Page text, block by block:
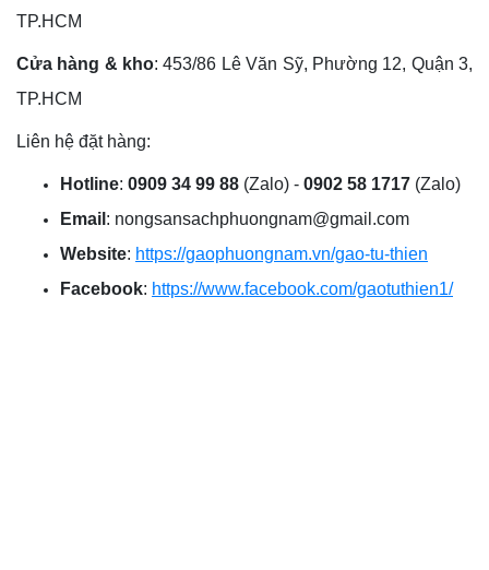
TP.HCM
Cửa hàng & kho: 453/86 Lê Văn Sỹ, Phường 12, Quận 3,
TP.HCM
Liên hệ đặt hàng:
Hotline: 0909 34 99 88 (Zalo) - 0902 58 1717 (Zalo)
Email : nongsansachphuongnam@gmail.com
Website: https://gaophuongnam.vn/gao-tu-thien
Facebook: https://www.facebook.com/gaotuthien1/